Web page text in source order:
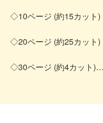
◇10ページ (約15カット
◇20ページ (約25カット
◇30ページ (約4カット